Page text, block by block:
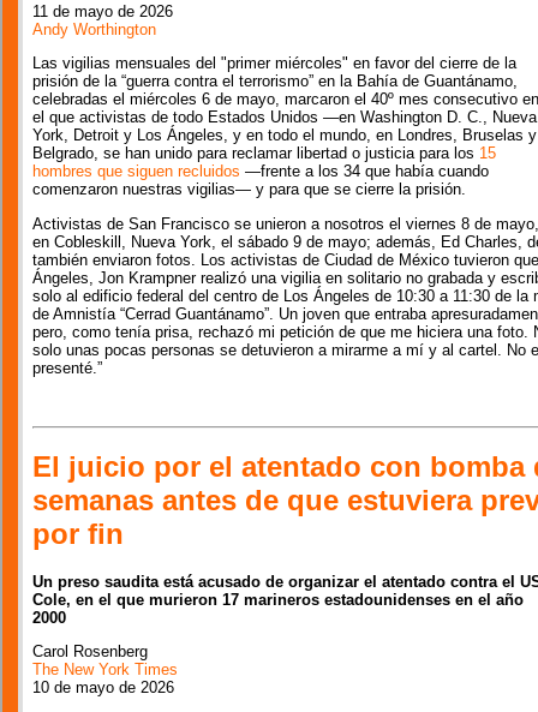
11 de mayo de 2026
Andy Worthington
Las vigilias mensuales del "primer miércoles" en favor del cierre de la
prisión de la “guerra contra el terrorismo” en la Bahía de Guantánamo,
celebradas el miércoles 6 de mayo, marcaron el 40º mes consecutivo en
el que activistas de todo Estados Unidos —en Washington D. C., Nueva
York, Detroit y Los Ángeles, y en todo el mundo, en Londres, Bruselas y
Belgrado, se han unido para reclamar libertad o justicia para los 15
hombres que siguen recluidos —frente a los 34 que había cuando
comenzaron nuestras vigilias— y para que se cierre la prisión.
Activistas de San Francisco se unieron a nosotros el viernes 8 de
en Cobleskill, Nueva York, el sábado 9 de mayo; además, Ed Charles,
también enviaron fotos. Los activistas de Ciudad de México tuvieron
Ángeles, Jon Krampner realizó una vigilia en solitario no grabada y
solo al edificio federal del centro de Los Ángeles de 10:30 a 11:30 de
de Amnistía “Cerrad Guantánamo”. Un joven que entraba
pero, como tenía prisa, rechazó mi petición de que me hiciera una
solo unas pocas personas se detuvieron a mirarme a mí y al cartel. No
presenté.”
El juicio por el atentado con bomba
semanas antes de que estuviera
por fin
Un preso saudita está acusado de organizar el atentado contra el
Cole, en el que murieron 17 marineros estadounidenses en el año
2000
Carol Rosenberg
The New York Times
10 de mayo de 2026